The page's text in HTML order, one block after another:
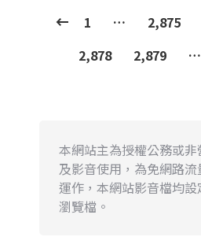
1 … 2,875
2,878
2,879 …
本網站主為授權公務或非
及影音使用，為免網路
運作，本網站影音檔均
瀏覽檔。